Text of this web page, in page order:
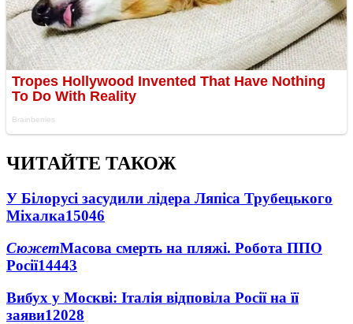
ЧИТАЙТЕ ТАКОЖ
У Білорусі засудили лідера Ляпіса Трубецького
Міхалка15046
СюжетМасова смерть на пляжі. Робота ППО
Росії14443
Вибух у Москві: Італія відповіла Росії на її
заяви12028